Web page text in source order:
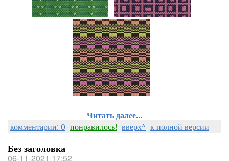
Читать далее...
комментарии: 0 понравилось! вверх^ к полной версии
Без заголовка
06-11-2021 17:52